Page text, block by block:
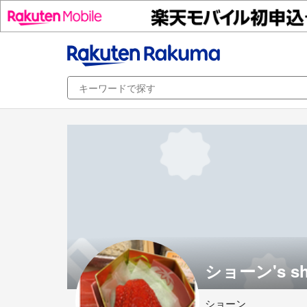
ショーン's
ショーン